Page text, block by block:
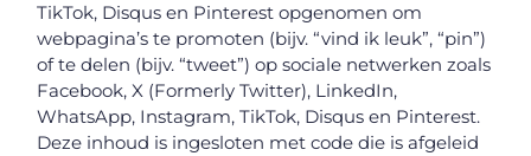
TikTok, Disqus en Pinterest opgenomen om
webpagina’s te promoten (bijv. “vind ik leuk”, “pin”)
of te delen (bijv. “tweet”) op sociale netwerken zoals
Facebook, X (Formerly Twitter), LinkedIn,
WhatsApp, Instagram, TikTok, Disqus en Pinterest.
Deze inhoud is ingesloten met code die is afgeleid